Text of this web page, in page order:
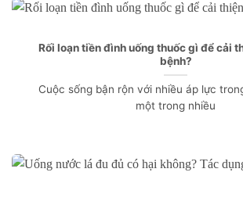
Rối loạn tiền đình uống thuốc gì để cải
bệnh?
Cuộc sống bận rộn với nhiều áp lực
một trong nhiều